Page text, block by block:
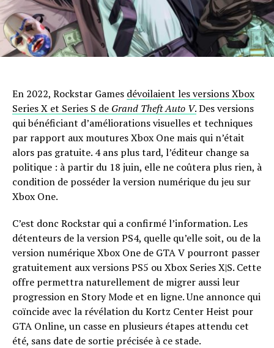
En 2022, Rockstar Games dévoilaient les versions Xbox
Series X et Series S de Grand Theft Auto V.Des versions
qui bénéficiant d’améliorations visuelles et techniques
par rapport aux moutures Xbox One mais qui n’était
alors pas gratuite. 4 ans plus tard, l’éditeur change sa
politique : à partir du 18 juin, elle ne coûtera plus rien, à
condition de posséder la version numérique du jeu sur
Xbox One.
C’est donc Rockstar qui a confirmé l’information. Les
détenteurs de la version PS4, quelle qu’elle soit, ou de la
version numérique Xbox One de GTA V pourront passer
gratuitement aux versions PS5 ou Xbox Series X|S. Cette
offre permettra naturellement de migrer aussi leur
progression en Story Mode et en ligne. Une annonce qui
coïncide avec la révélation du Kortz Center Heist pour
GTA Online, un casse en plusieurs étapes attendu cet
été, sans date de sortie précisée à ce stade.